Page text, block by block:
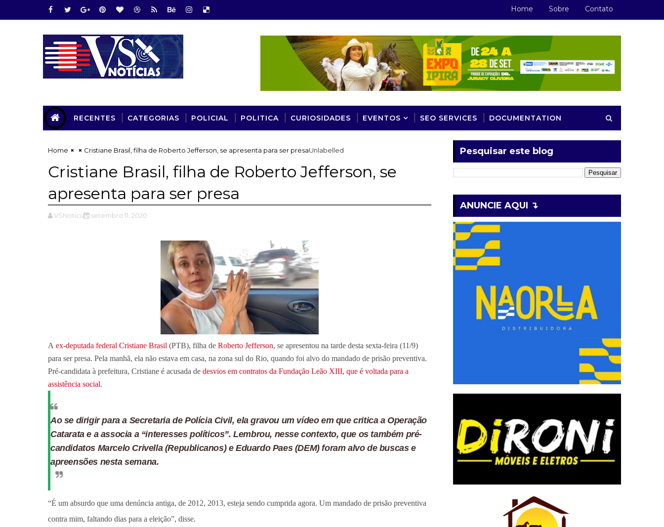
Home Sobre Contato
RECENTES CATEGORIAS POLICIAL POLITICA CURIOSIDADES EVENTOS SEO SERVICES DOCUMENTATION
Home Unlabelled
Cristiane Brasil, filha de Roberto Jefferson, se apresenta para ser presa
Cristiane Brasil, filha de Roberto Jefferson, se
apresenta para ser presa
VSNotícias setembro 11, 2020
A ex-deputada federal Cristiane Brasil (PTB), filha de Roberto Jefferson, se apresentou na tarde desta sexta-feira (11/9)
para ser presa. Pela manhã, ela não estava em casa, na zona sul do Rio, quando foi alvo do mandado de prisão preventiva.
Pré-candidata à prefeitura, Cristiane é acusada de desvios em contratos da Fundação Leão XIII, que é voltada para a
assistência social.
Ao se dirigir para a Secretaria de Polícia Civil, ela gravou um vídeo em que critica a Operação
Catarata e a associa a “interesses políticos”. Lembrou, nesse contexto, que os também pré-
candidatos Marcelo Crivella (Republicanos) e Eduardo Paes (DEM) foram alvo de buscas e
apreensões nesta semana.
“É um absurdo que uma denúncia antiga, de 2012, 2013, esteja sendo cumprida agora. Um mandado de prisão preventiva
contra mim, faltando dias para a eleição”, disse.
Pesquisar este blog
ANUNCIE AQUI ↴